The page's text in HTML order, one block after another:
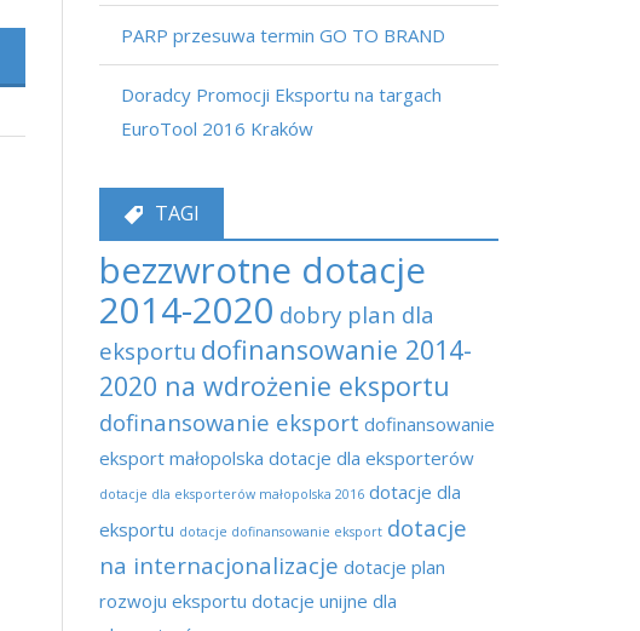
PARP przesuwa termin GO TO BRAND
Doradcy Promocji Eksportu na targach
EuroTool 2016 Kraków
TAGI
bezzwrotne dotacje
2014-2020 dobry plan dla
eksportu dofinansowanie 2014-
2020 na wdrożenie eksportu
dofinansowanie eksport dofinansowanie
eksport małopolska dotacje dla eksporterów
dotacje dla eksporterów małopolska 2016 dotacje dla
eksportu dotacje dofinansowanie eksport dotacje
na internacjonalizacje dotacje plan
rozwoju eksportu dotacje unijne dla